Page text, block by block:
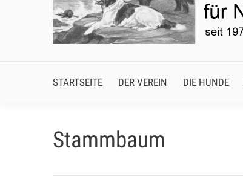
STARTSEITE DER VEREIN DIE HUNDE
Stammbaum